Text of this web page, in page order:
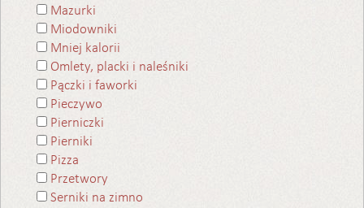
Mazurki
Miodowniki
Mniej kalorii
Omlety, placki i naleśniki
Pączki i faworki
Pieczywo
Pierniczki
Pierniki
Pizza
Przetwory
Serniki na zimno